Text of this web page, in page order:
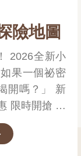
險地圖
2026全新小
果一個祕密
嗎？」 新
時開搶 書
，售完為止
過